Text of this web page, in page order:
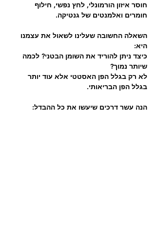
חוסר איזון הורמונלי, לחץ נפשי, חילוף
חומרים ואלמנטים של גנטיקה.
השאלה החשובה שעלינו לשאול את עצמנו
היא:
כיצד ניתן להוריד את השומן הבטני? לכמה
שיותר נמוך?
לא רק בגלל הפן האסטטי אלא עוד יותר
בגלל הפן הבריאותי.
הנה עשר דרכים שיעשו את כל ההבדל: